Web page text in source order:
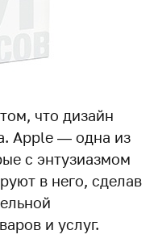
что дизайн
Apple — одна из
с энтузиазмом
в него, сделав
и услуг.